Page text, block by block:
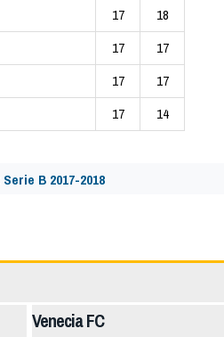
17
18
17
17
17
17
17 14
Serie B 2017-2018
Venecia FC